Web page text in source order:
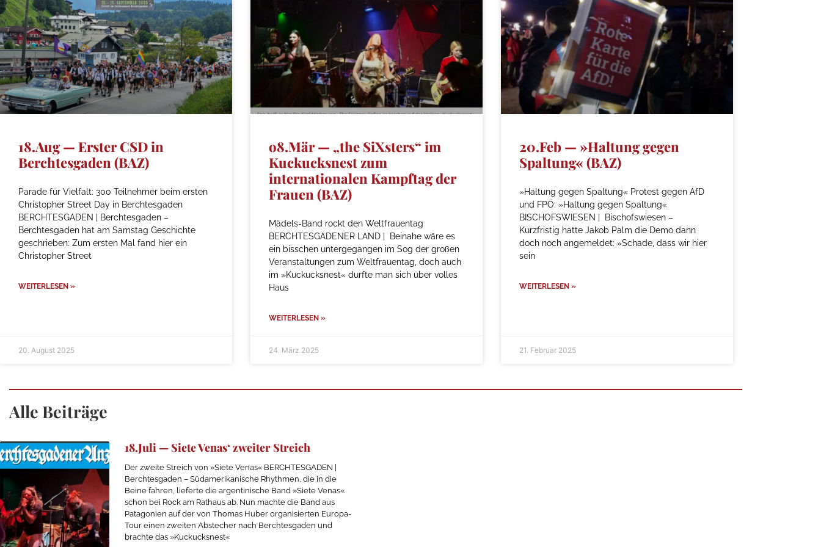
18.Aug — Erster CSD in
Berchtesgaden (BAZ)
Parade für Vielfalt: 300 Teilnehmer beim ersten
Christopher Street Day in Berchtesgaden
BERCHTESGADEN | Berchtesgaden –
Berchtesgaden hat am Samstag Geschichte
geschrieben: Zum ersten Mal fand hier ein
Christopher Street
WEITERLESEN »
20. August 2025
o8.Mär — „the SiXsters“ im
Kuckucksnest zum
internationalen Kampftag der
Frauen (BAZ)
Mädels-Band rockt den Weltfrauentag
BERCHTESGADENER LAND | Beinahe wäre es
ein bisschen untergegangen im Sog der großen
Veranstaltungen zum Weltfrauentag, doch auch
im »Kuckucksnest« durfte man sich über volles
Haus
WEITERLESEN »
24. März 2025
20.Feb — »Haltung gegen
Spaltung« (BAZ)
»Haltung gegen Spaltung« Protest gegen AfD
und FPÖ: »Haltung gegen Spaltung«
BISCHOFSWIESEN | Bischofswiesen –
Kurzfristig hatte Jakob Palm die Demo dann
doch noch angemeldet: »Schade, dass wir hier
sein
WEITERLESEN »
21. Februar 2025
Alle Beiträge
18.Juli — Siete Venas‘ zweiter Streich
Der zweite Streich von »Siete Venas« BERCHTESGADEN |
Berchtesgaden – Südamerikanische Rhythmen, die in die
Beine fahren, lieferte die argentinische Band »Siete Venas«
schon bei Rock am Rathaus ab. Nun machte die Band aus
Patagonien auf der von Thomas Huber organisierten Europa-
Tour einen zweiten Abstecher nach Berchtesgaden und
brachte das »Kuckucksnest«